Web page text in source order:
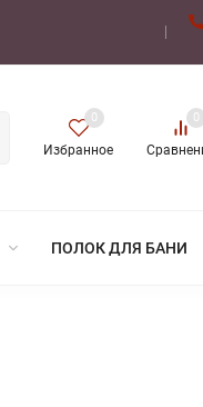
Избранное
0 0
ПОЛОК ДЛЯ БАНИ